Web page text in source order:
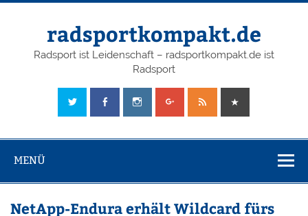
radsportkompakt.de
Radsport ist Leidenschaft – radsportkompakt.de ist
Radsport
MENÜ
NetApp-Endura erhält Wildcard fürs